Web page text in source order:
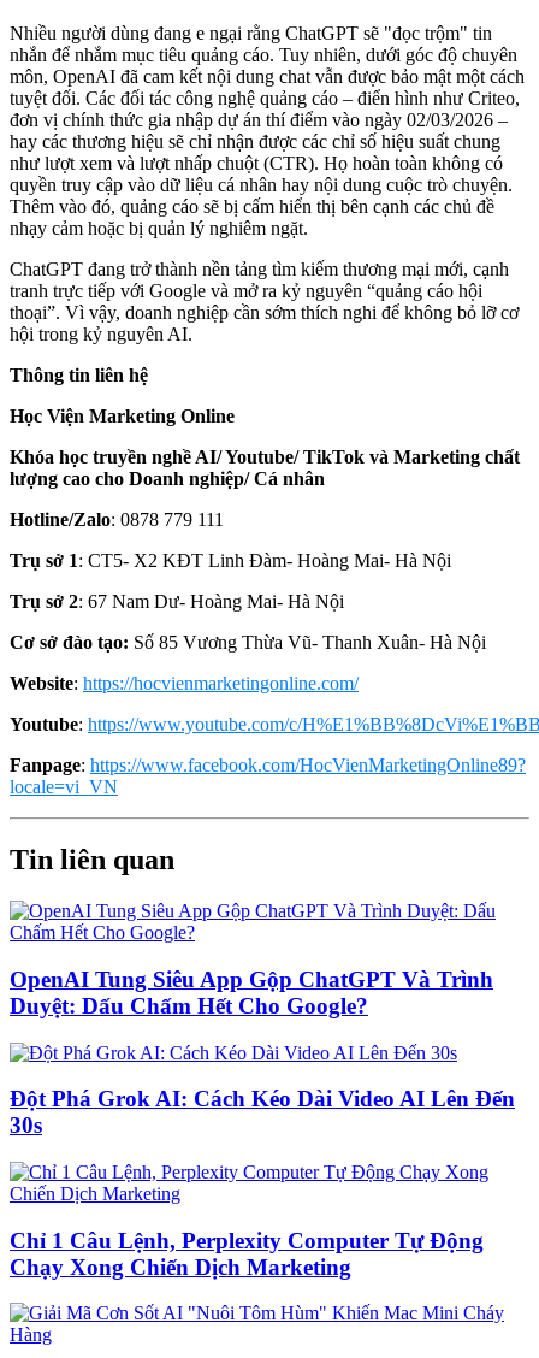
Nhiều người dùng đang e ngại rằng ChatGPT sẽ "đọc trộm" tin
nhắn để nhắm mục tiêu quảng cáo. Tuy nhiên, dưới góc độ chuyên
môn, OpenAI đã cam kết nội dung chat vẫn được bảo mật một cách
tuyệt đối. Các đối tác công nghệ quảng cáo – điển hình như Criteo,
đơn vị chính thức gia nhập dự án thí điểm vào ngày 02/03/2026 –
hay các thương hiệu sẽ chỉ nhận được các chỉ số hiệu suất chung
như lượt xem và lượt nhấp chuột (CTR). Họ hoàn toàn không có
quyền truy cập vào dữ liệu cá nhân hay nội dung cuộc trò chuyện.
Thêm vào đó, quảng cáo sẽ bị cấm hiển thị bên cạnh các chủ đề
nhạy cảm hoặc bị quản lý nghiêm ngặt.
ChatGPT đang trở thành nền tảng tìm kiếm thương mại mới, cạnh
tranh trực tiếp với Google và mở ra kỷ nguyên “quảng cáo hội
thoại”. Vì vậy, doanh nghiệp cần sớm thích nghi để không bỏ lỡ cơ
hội trong kỷ nguyên AI.
Thông tin liên hệ
Học Viện Marketing Online
Khóa học truyền nghề AI/ Youtube/ TikTok và Marketing chất
lượng cao cho Doanh nghiệp/ Cá nhân
Hotline/Zalo: 0878 779 111
Trụ sở 1: CT5- X2 KĐT Linh Đàm- Hoàng Mai- Hà Nội
Trụ sở 2: 67 Nam Dư- Hoàng Mai- Hà Nội
Cơ sở đào tạo: Số 85 Vương Thừa Vũ- Thanh Xuân- Hà Nội
Website: https://hocvienmarketingonline.com/
Youtube: https://www.youtube.com/c/
Fanpage: https://www.facebook.com/HocVienMarketingOnline89?
locale=vi_VN
Tin liên quan
OpenAI Tung Siêu App Gộp ChatGPT Và Trình
Duyệt: Dấu Chấm Hết Cho Google?
Đột Phá Grok AI: Cách Kéo Dài Video AI Lên Đến
30s
Chỉ 1 Câu Lệnh, Perplexity Computer Tự Động
Chạy Xong Chiến Dịch Marketing